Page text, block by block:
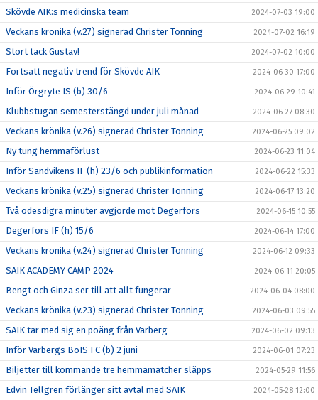
Skövde AIK:s medicinska team 2024-07-03 19:00
Veckans krönika (v.27) signerad Christer Tonning 2024-07-02 16:19
Stort tack Gustav! 2024-07-02 10:00
Fortsatt negativ trend för Skövde AIK 2024-06-30 17:00
Inför Örgryte IS (b) 30/6 2024-06-29 10:41
Klubbstugan semesterstängd under juli månad 2024-06-27 08:30
Veckans krönika (v.26) signerad Christer Tonning 2024-06-25 09:02
Ny tung hemmaförlust 2024-06-23 11:04
Inför Sandvikens IF (h) 23/6 och publikinformation 2024-06-22 15:33
Veckans krönika (v.25) signerad Christer Tonning 2024-06-17 13:20
Två ödesdigra minuter avgjorde mot Degerfors 2024-06-15 10:55
Degerfors IF (h) 15/6 2024-06-14 17:00
Veckans krönika (v.24) signerad Christer Tonning 2024-06-12 09:33
SAIK ACADEMY CAMP 2024 2024-06-11 20:05
Bengt och Ginza ser till att allt fungerar 2024-06-04 08:00
Veckans krönika (v.23) signerad Christer Tonning 2024-06-03 09:55
SAIK tar med sig en poäng från Varberg 2024-06-02 09:13
Inför Varbergs BoIS FC (b) 2 juni 2024-06-01 07:23
Biljetter till kommande tre hemmamatcher släpps 2024-05-29 11:56
Edvin Tellgren förlänger sitt avtal med SAIK 2024-05-28 12:00